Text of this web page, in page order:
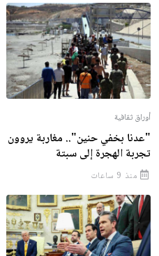
أوراق ثقافية
"عدنا بخفي حنين".. مغاربة يروون
تجربة الهجرة إلى سبتة
منذ 9 ساعات